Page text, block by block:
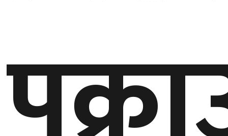
मनाेरञ्जन
खेलकुद